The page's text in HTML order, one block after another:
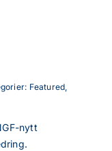
Featured,
nytt